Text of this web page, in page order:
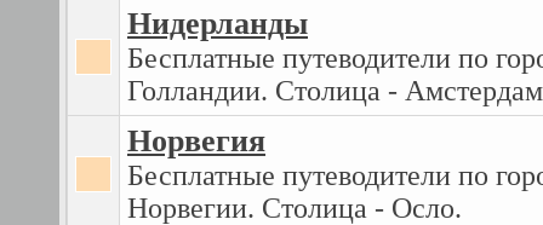
Нидерланды
Бесплатные путеводители по
Голландии. Столица -
Норвегия
Бесплатные путеводители по
Норвегии. Столица - Осло.